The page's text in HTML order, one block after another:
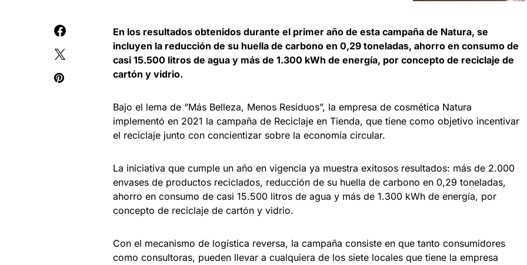
En los resultados obtenidos durante el primer año de esta campaña de Natura, se
incluyen la reducción de su huella de carbono en 0,29 toneladas, ahorro en consumo de
casi 15.500 litros de agua y más de 1.300 kWh de energía, por concepto de reciclaje de
cartón y vidrio.
Bajo el lema de “Más Belleza, Menos Residuos”, la empresa de cosmética Natura
implementó en 2021 la campaña de Reciclaje en Tienda, que tiene como objetivo incentivar
el reciclaje junto con concientizar sobre la economía circular.
La iniciativa que cumple un año en vigencia ya muestra exitosos resultados: más de 2.000
envases de productos reciclados, reducción de su huella de carbono en 0,29 toneladas,
ahorro en consumo de casi 15.500 litros de agua y más de 1.300 kWh de energía, por
concepto de reciclaje de cartón y vidrio.
Con el mecanismo de logística reversa, la campaña consiste en que tanto consumidores
como consultoras, pueden llevar a cualquiera de los siete locales que tiene la empresa